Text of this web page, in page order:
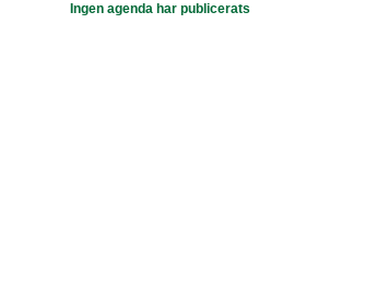
Ingen agenda har publicerats